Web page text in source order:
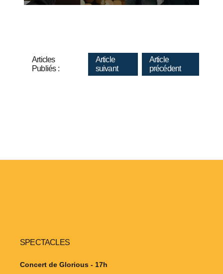
Articles
Publiés :
Article
suivant
Article
précédent
SPECTACLES
Concert de Glorious - 17h